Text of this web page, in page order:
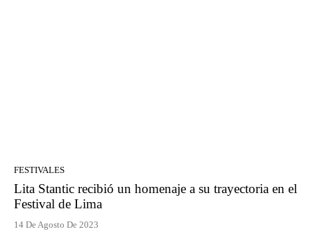
FESTIVALES
Lita Stantic recibió un homenaje a su trayectoria en el
Festival de Lima
14 De Agosto De 2023